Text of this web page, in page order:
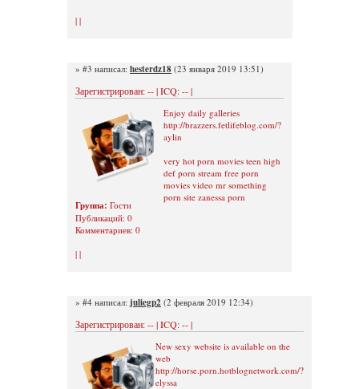
| |
» #3 написал: hesterdz18 (23 января 2019 13:51)
Зарегистрирован: -- | ICQ: -- |
Группа: Гости
Публикаций: 0
Комментариев: 0
Enjoy daily galleries
http://brazzers.fetlifeblog.com/?
aylin
very hot porn movies teen high
def porn stream free porn
movies video mr something
porn site zanessa porn
| |
» #4 написал: juliegp2 (2 февраля 2019 12:34)
Зарегистрирован: -- | ICQ: -- |
New sexy website is available on the
web
http://horse.porn.hotblognetwork.com/?
elyssa